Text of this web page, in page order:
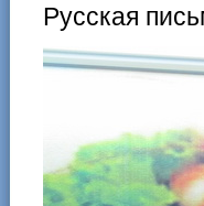
Русская